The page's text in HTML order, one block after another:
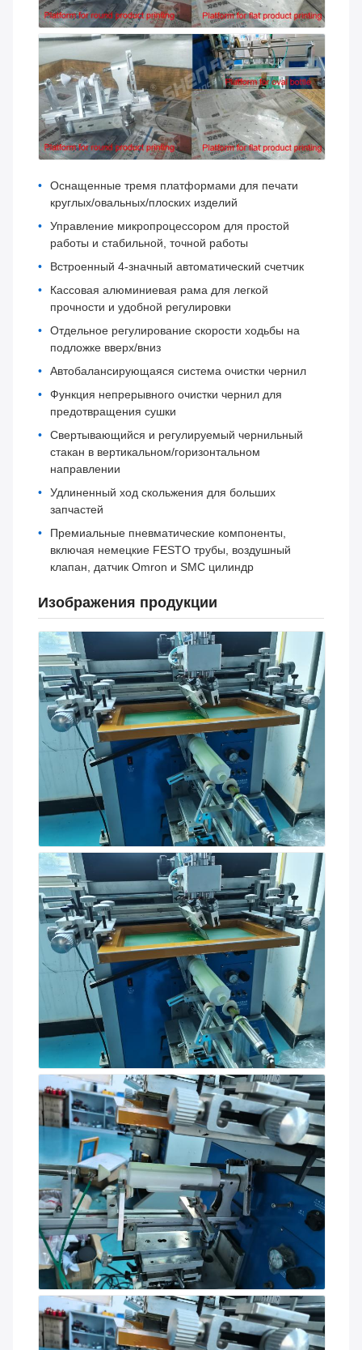
Оснащенные тремя платформами для печати
круглых/овальных/плоских изделий
Управление микропроцессором для простой
работы и стабильной, точной работы
Встроенный 4-значный автоматический счетчик
Кассовая алюминиевая рама для легкой
прочности и удобной регулировки
Отдельное регулирование скорости ходьбы на
подложке вверх/вниз
Автобалансирующаяся система очистки чернил
Функция непрерывного очистки чернил для
предотвращения сушки
Свертывающийся и регулируемый чернильный
стакан в вертикальном/горизонтальном
направлении
Удлиненный ход скольжения для больших
запчастей
Премиальные пневматические компоненты,
включая немецкие FESTO трубы, воздушный
клапан, датчик Omron и SMC цилиндр
Изображения продукции